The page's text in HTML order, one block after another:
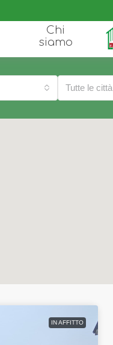
Chi
siamo
Tutte le città
IN AFFITTO